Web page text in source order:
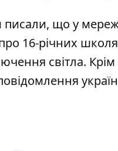
що у
16-річних
світла.